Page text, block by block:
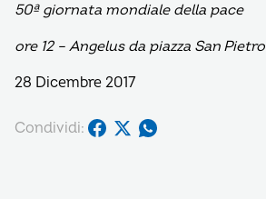
50ª giornata mondiale della pace
ore 12 – Angelus da piazza San Pietro
28 Dicembre 2017
Condividi: